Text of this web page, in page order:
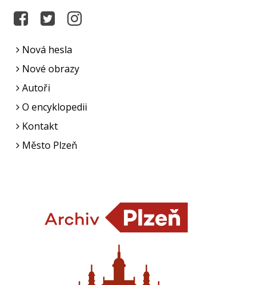
Nová hesla
Nové obrazy
Autoři
O encyklopedii
Kontakt
Město Plzeň